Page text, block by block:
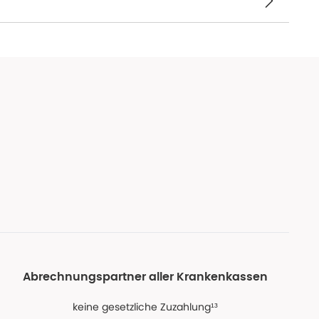
Abrechnungspartner aller Krankenkassen
keine gesetzliche Zuzahlung¹³